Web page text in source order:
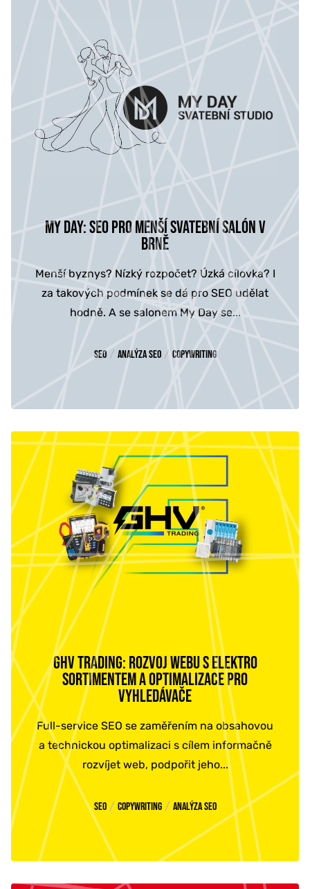
MY DAY: SEO PRO MENŠÍ SVATEBNÍ SALÓN V
BRNĚ
Menší byznys? Nízký rozpočet? Úzká cílovka? I
za takových podmínek se dá pro SEO udělat
hodně. A se salonem My Day se...
SEO / Analýza SEO / Copywriting
GHV TRADING: ROZVOJ WEBU S ELEKTRO
SORTIMENTEM A OPTIMALIZACE PRO
VYHLEDÁVAČE
Full-service SEO se zaměřením na obsahovou
a technickou optimalizaci s cílem informačně
rozvíjet web, podpořit jeho...
SEO / Copywriting / Analýza SEO